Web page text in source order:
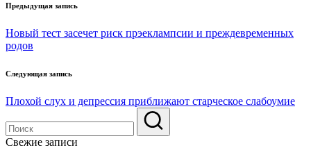
Навигация
по
записям
Предыдущая запись
Новый тест засечет риск прэеклампсии и преждевременных
родов
Следующая запись
Плохой слух и депрессия приближают старческое слабоумие
Свежие записи